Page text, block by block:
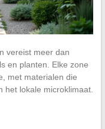
vereist meer dan
en planten. Elke zone
met materialen die
het lokale microklimaat.